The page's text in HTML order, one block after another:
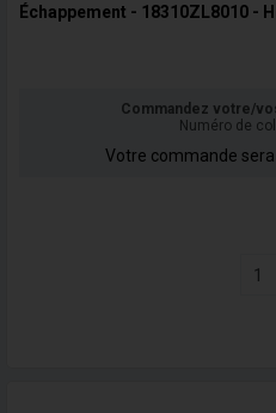
Échappement - 18310ZL8010 -
Commandez votre/
Numéro de
Votre commande